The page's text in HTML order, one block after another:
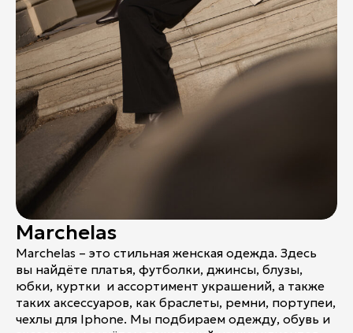
Marchelas
Marchelas – это стильная женская одежда. Здесь
вы найдёте платья, футболки, джинсы, блузы,
юбки, куртки и ассортимент украшений, а также
таких аксессуаров, как браслеты, ремни, портупеи,
чехлы для Iphone. Мы подбираем одежду, обувь и